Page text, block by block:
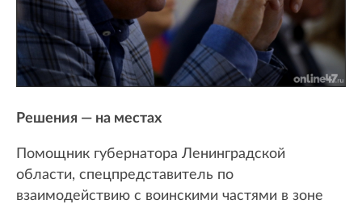
Решения — на местах
Помощник губернатора Ленинградской
области, спецпредставитель по
взаимодействию с воинскими частями в зоне